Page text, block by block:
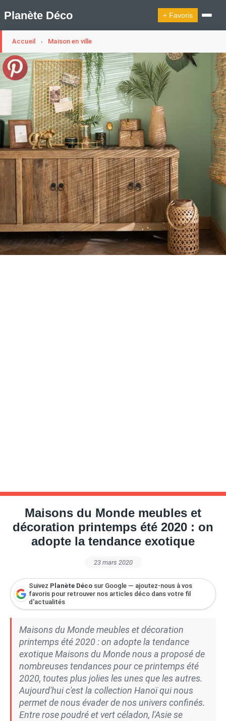
Planète Déco + Favoris
🛍︎ Shop Planète Déco ℹ︎ À propos
Appartement Design Cabanes
Decoration Noël
Design Suédois En Quelques Photos
Idées Déco En 10 Photos
La Semaine Décoration Et Design
Maison En Ville
Méli-Mélo Suédois
Publi Reportage
Tendance
Interieurs Scandinaves
La Décoration Selon Votre Signe Astrologique
Les Trouvailles Déco Du Jour
Loft
Maison Appartement Écologique
Maison Container/container House
Maison D'hôtes
Maison Et Appartement Vintage
On Décode La Déco
Question De Style
Renovation
Revue De Week End
Tiny House
Accueil › Maison en ville
Maisons du Monde meubles et
décoration printemps été 2020 : on
adopte la tendance exotique
23 mars 2020
Suivez Planète Déco sur Google — ajoutez-nous à vos
favoris pour retrouver nos articles déco dans votre fil
d'actualités
Maisons du Monde meubles et décoration
printemps été 2020 : on adopte la tendance
exotique Maisons du Monde nous a proposé de
nombreuses tendances pour ce printemps été
2020, toutes plus jolies les unes que les autres.
Aujourd'hui c'est la collection Hanoï qui nous
permet de nous évader de nos univers confinés.
Entre rose poudré et vert céladon, l'Asie se